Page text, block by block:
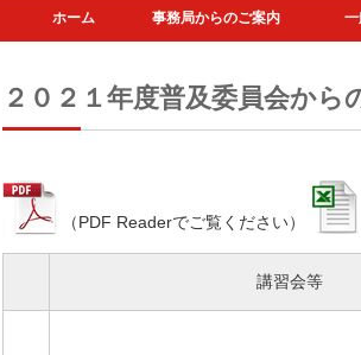
ホーム 事務局からのご案内
２０２１年度普及委員会から
（PDF Readerでご覧ください）
講習会等